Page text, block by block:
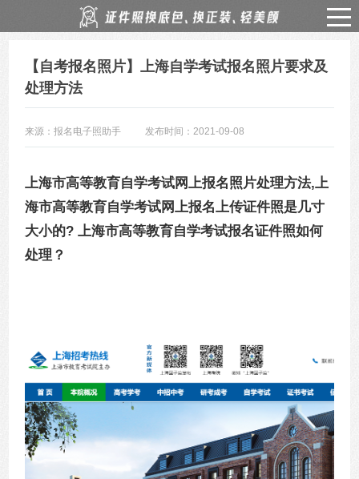
【自考报名照片】上海自学考试报名照片要求及
处理方法
来源：报名电子照助手 发布时间：2021-09-08
上海市高等教育自学考试网上报名照片处理方法,上
海市高等教育自学考试网上报名上传证件照是几寸
大小的? 上海市高等教育自学考试报名证件照如何
处理？